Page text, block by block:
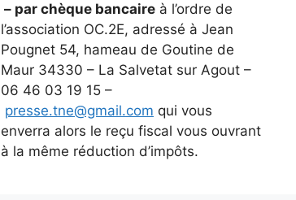
– par chèque bancaireà l’ordre de
l’association OC.2E, adressé à Jean
Pougnet 54, hameau de Goutine de
Maur 34330 – La Salvetat sur Agout –
06 46 03 19 15 –
presse.tne@gmail.com qui vous
enverra alors le reçu fiscal vous ouvrant
à la même réduction d’impôts.